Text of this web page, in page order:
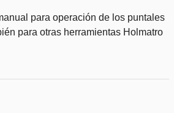
para operación de los puntales
para otras herramientas Holmatro